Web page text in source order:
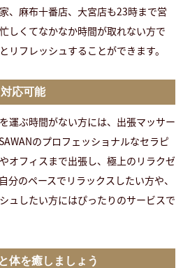
、麻布十番店、大宮店も23時まで営
しくてなかなか時間が取れない方で
リフレッシュすることができます。
応可能
運ぶ時間がない方には、出張マッサー
のプロフェッショナルなセラピ
オフィスまで出張し、極上のリラクゼ
分のペースでリラックスしたい方や、
ュしたい方にはぴったりのサービスで
体を癒しましょう